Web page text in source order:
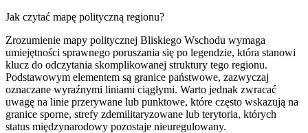
Jak czytać mapę polityczną regionu?
Zrozumienie mapy politycznej Bliskiego Wschodu wymaga
umiejętności sprawnego poruszania się po legendzie, która stanowi
klucz do odczytania skomplikowanej struktury tego regionu.
Podstawowym elementem są granice państwowe, zazwyczaj
oznaczane wyraźnymi liniami ciągłymi. Warto jednak zwracać
uwagę na linie przerywane lub punktowe, które często wskazują na
granice sporne, strefy zdemilitaryzowane lub terytoria, których
status międzynarodowy pozostaje nieuregulowany.